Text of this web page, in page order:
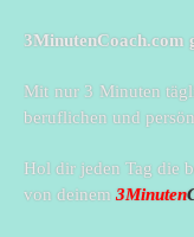
3MinutenCoach.com
Mit nur 3 Minuten
beruflichen und
Hol dir jeden Tag die
von deinem 3Minuten